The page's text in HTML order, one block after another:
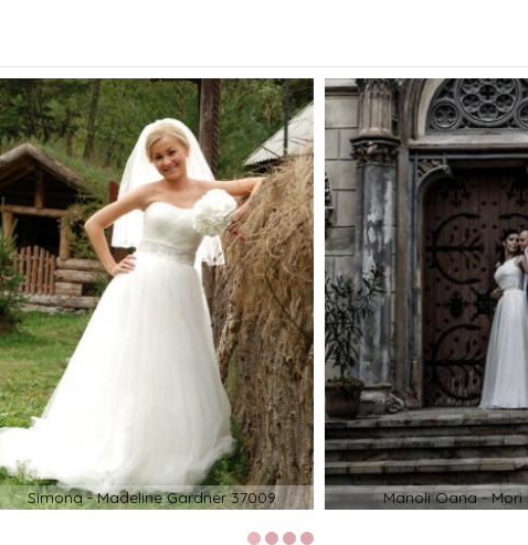
- Madeline Gardner 37009 Manoli Oana - Mori Lee